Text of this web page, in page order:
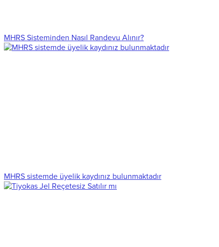
MHRS Sisteminden Nasıl Randevu Alınır?
MHRS sistemde üyelik kaydınız bulunmaktadır